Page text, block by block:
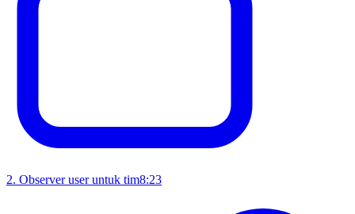
2. Observer user untuk tim8:23